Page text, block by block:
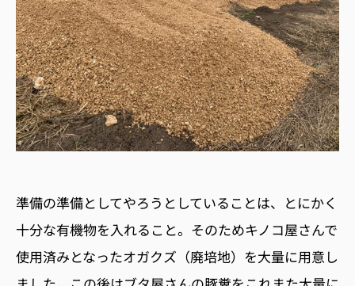
準備の準備としてやろうとしていることは、とにかく
十分な有機物を入れること。そのためキノコ屋さんで
使用済みとなったオガクズ（廃培地）を大量に用意し